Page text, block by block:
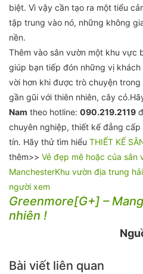
biệt. Vì vậy cần tạo ra một tiểu
tập trung vào nó, những không
nền.
Thêm vào sân vườn một khu vực
giúp bạn tiếp đón những vị
vời hơn khi được trò chuyện
gần gũi với thiên nhiên, cây
Nam theo hotline: 090.219.2119
chuyên nghiệp, thiết kế đẳng cấp
tín. Hãy thử tìm hiểu THIẾT KẾ
thêm>> Vẻ đẹp mê hoặc của
ManchesterKhu vườn địa trung
người xem
Greenmore[G+] –
nhiên !
Bài viết liên quan